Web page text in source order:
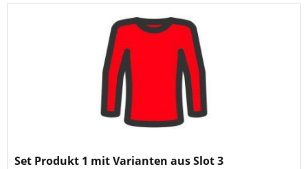
Set Produkt 1 mit Varianten aus Slot 3